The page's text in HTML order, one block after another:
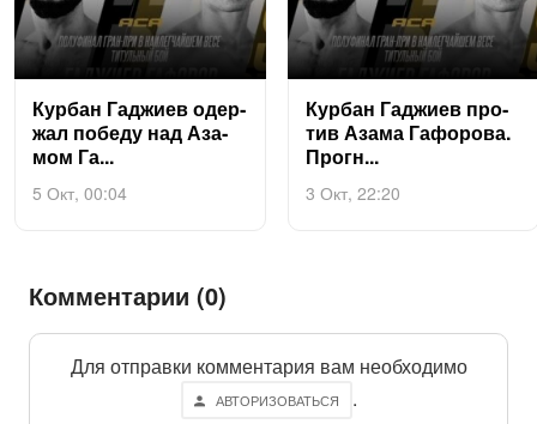
Кур­бан Гад­жи­ев одер­
жал по­беду над Аза­
мом Га...
5 Окт, 00:04
Кур­бан Гад­жи­ев про­
тив Аза­ма Га­форо­ва.
Прогн...
3 Окт, 22:20
Комментарии (0)
Для отправки комментария вам необходимо
АВТОРИЗОВАТЬСЯ .